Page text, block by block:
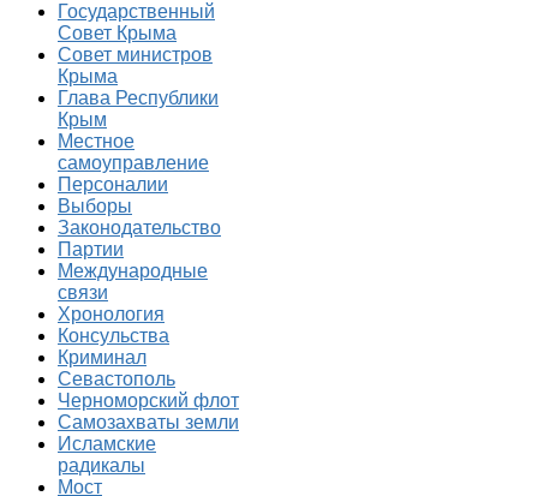
Государственный
Совет Крыма
Совет министров
Крыма
Глава Республики
Крым
Местное
самоуправление
Персоналии
Выборы
Законодательство
Партии
Международные
связи
Хронология
Консульства
Криминал
Севастополь
Черноморский флот
Самозахваты земли
Исламские
радикалы
Мост